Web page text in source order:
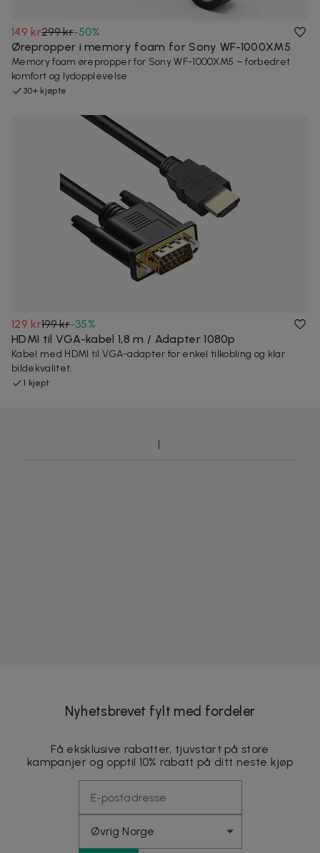
149 kr299 kr-50%
Ørepropper i memory foam for Sony WF-1000XM5
Memory foam ørepropper for Sony WF-1000XM5 – forbedret
komfort og lydopplevelse
30+ kjøpte
129 kr199 kr-35%
HDMI til VGA-kabel 1,8 m / Adapter 1080p
Kabel med HDMI til VGA-adapter for enkel tilkobling og klar
bildekvalitet.
1 kjøpt
Nyhetsbrevet fylt med fordeler
Få eksklusive rabatter, tjuvstart på store
kampanjer og opptil 10% rabatt på ditt neste kjøp